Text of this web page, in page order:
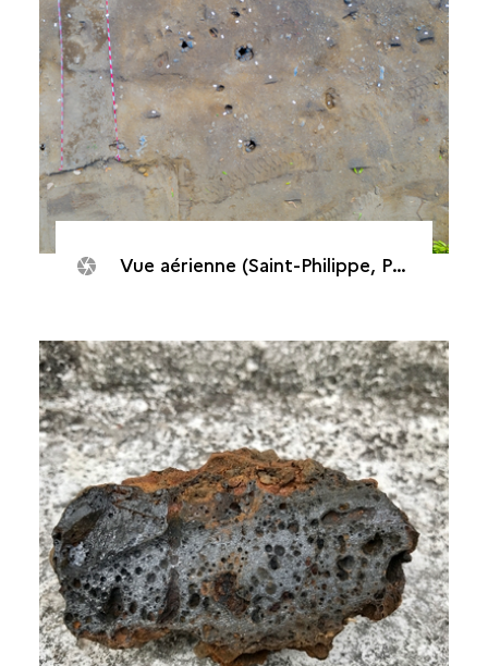
Vue aérienne (Saint-Philippe, Puits des Anglais, 2020)